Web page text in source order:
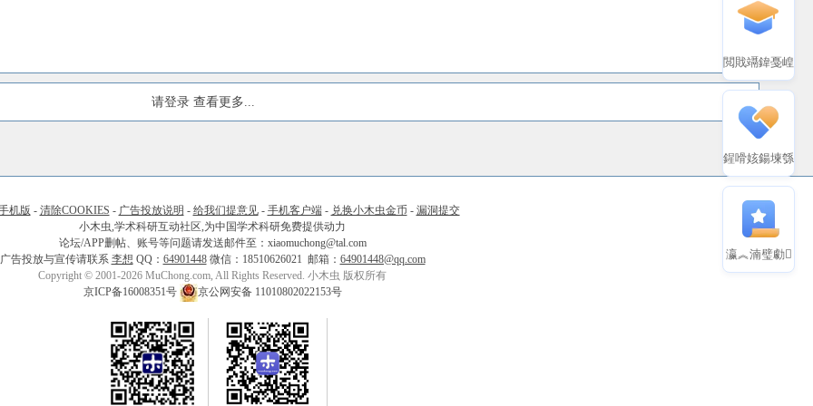
请登录 查看更多...
机版 - 清除COOKIES - 广告投放说明 - 给我们提意见- 手机客户端- 兑换小木虫金币 - 漏洞提交
小木虫,学术科研互动社区,为中国学术科研免费提供动力
论坛/APP删帖、账号等问题请发送邮件至：xiaomuchong@tal.com
广告投放与宣传请联系 李想 QQ： 64901448微信：18510626021 邮箱： 64901448@qq.com
Copyright © 2001-2026 MuChong.com, All Rights Reserved. 小木虫 版权所有
京ICP备16008351号
京公网安备 11010802022153号
閲戝竵鍏戞崲
鍟嗗姟鍚堜綔
瀛︽湳璧勮